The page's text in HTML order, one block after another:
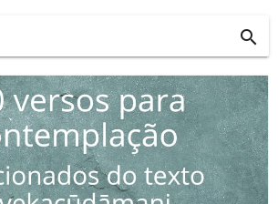
search